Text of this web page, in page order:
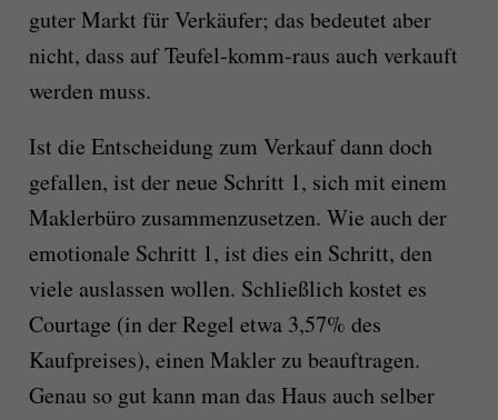
guter Markt für Verkäufer; das bedeutet aber
nicht, dass auf Teufel-komm-raus auch verkauft
werden muss.
Ist die Entscheidung zum Verkauf dann doch
gefallen, ist der neue Schritt 1, sich mit einem
Maklerbüro zusammenzusetzen. Wie auch der
emotionale Schritt 1, ist dies ein Schritt, den
viele auslassen wollen. Schließlich kostet es
Courtage (in der Regel etwa 3,57% des
Kaufpreises), einen Makler zu beauftragen.
Genau so gut kann man das Haus auch selber